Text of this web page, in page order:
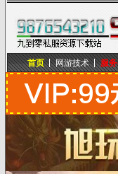
九到零私服资源下载站
首页 网游技术 服